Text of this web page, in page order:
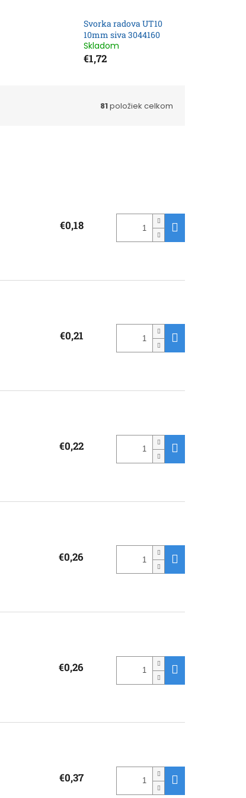
Svorka radova UT10
10mm siva 3044160
Skladom
€1,72
81položiek celkom
€0,18
€0,21
€0,22
€0,26
€0,26
€0,37